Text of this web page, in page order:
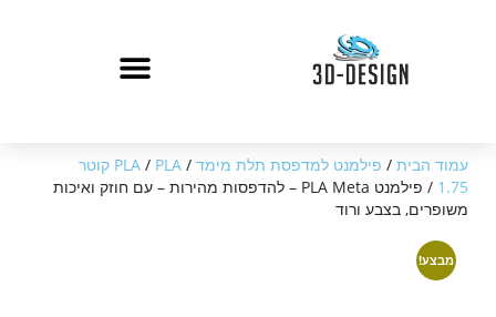
עמוד הבית / פילמנט למדפסת תלת מימד /
PLA /
PLA קוטר
1.75
/ פילמנט PLA Meta – להדפסות מהירות – עם חוזק ואיכות
משופרים, בצבע ורוד
מבצע!